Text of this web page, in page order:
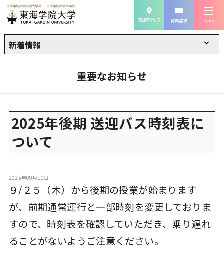
新着情報
重要なお知らせ
2025年後期 送迎バス時刻表に
ついて
2025年09月10日
９/２５（木）から後期の授業が始まります
が、前期通常運行と一部時刻を変更しておりま
すので、時刻表を確認していただき、乗り遅れ
ることがないようご注意ください。